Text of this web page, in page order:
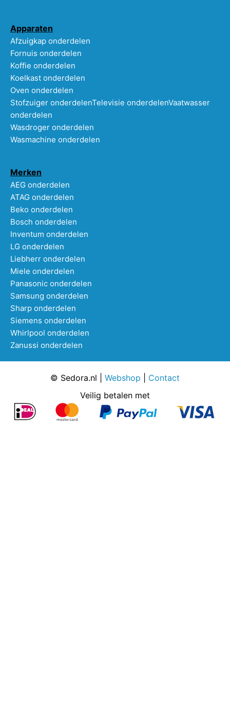
Apparaten
Afzuigkap onderdelen
Fornuis onderdelen
Koffie onderdelen
Koelkast onderdelen
Oven onderdelen
Stofzuiger onderdelenTelevisie onderdelenVaatwasser
onderdelen
Wasdroger onderdelen
Wasmachine onderdelen
Merken
AEG onderdelen
ATAG onderdelen
Beko onderdelen
Bosch onderdelen
Inventum onderdelen
LG onderdelen
Liebherr onderdelen
Miele onderdelen
Panasonic onderdelen
Samsung onderdelen
Sharp onderdelen
Siemens onderdelen
Whirlpool onderdelen
Zanussi onderdelen
© Sedora.nl | Webshop
Contact
Veilig betalen met